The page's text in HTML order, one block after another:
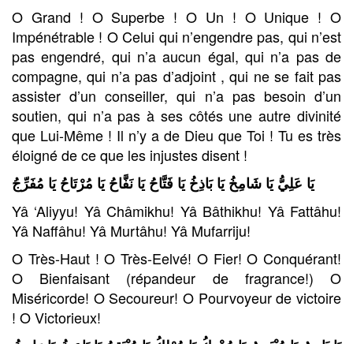
O Grand ! O Superbe ! O Un ! O Unique ! O
Impénétrable ! O Celui qui n’engendre pas, qui n’est
pas engendré, qui n’a aucun égal, qui n’a pas de
compagne, qui n’a pas d’adjoint , qui ne se fait pas
assister d’un conseiller, qui n’a pas besoin d’un
soutien, qui n’a pas à ses côtés une autre divinité
que Lui-Même ! Il n’y a de Dieu que Toi ! Tu es très
éloigné de ce que les injustes disent !
يَا عَلِيُّ يَا شَامِخُ يَا بَاذِخُ يَا فَتَّاحُ يَا نَفَّاحُ يَا مُرْتَاحُ يَا مُفَرِّجُ
Yâ ‘Aliyyu! Yâ Châmikhu! Yâ Bâthikhu! Yâ Fattâhu!
Yâ Naffâhu! Yâ Murtâhu! Yâ Mufarriju!
O Très-Haut ! O Très-Eelvé! O Fier! O Conquérant!
O Bienfaisant (répandeur de fragrance!) O
Miséricorde! O Secoureur! O Pourvoyeur de victoire
! O Victorieux!